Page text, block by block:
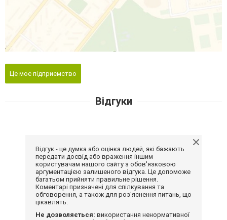
Це моє підприємство
Відгуки
Відгук - це думка або оцінка людей, які бажають
передати досвід або враження іншим
користувачам нашого сайту з обов'язковою
аргументацією залишеного відгука. Це допоможе
багатьом прийняти правильне рішення.
Коментарі призначені для спілкування та
обговорення, а також для роз'яснення питань, що
цікавлять.
Не дозволяється: використання ненормативної